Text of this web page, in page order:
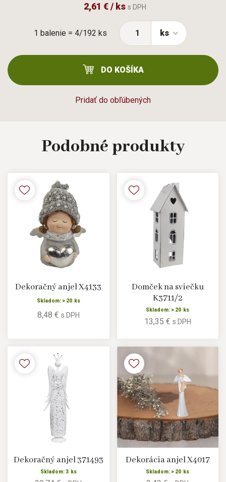
1 balenie = 4/192 ks
Pridať do obľúbených
2,61 € / ks s DPH
ks
DO KOŠÍKA
Podobné produkty
Dekoračný anjel X4133
Skladom: > 20 ks
8,48 € s DPH
Domček na sviečku
K3711/2
Skladom: > 20 ks
13,35 € s DPH
Dekoračný anjel 371493
Skladom: 3 ks
Dekorácia anjel X4017
Skladom: > 20 ks